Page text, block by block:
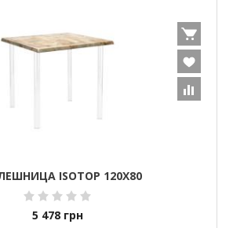
ISOTOP 120X80
5 478 грн